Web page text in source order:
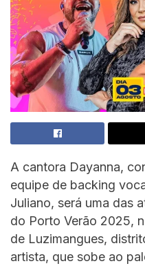
A cantora Dayanna,
equipe de backing
Juliano, será uma das
do Porto Verão 2025,
de Luzimangues,
artista, que sobe ao